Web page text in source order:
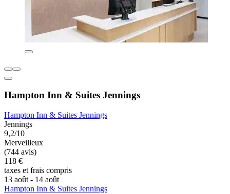
Hampton Inn & Suites Jennings
Hampton Inn & Suites Jennings
Jennings
9,2/10
Merveilleux
(744 avis)
118 €
taxes et frais compris
13 août - 14 août
Hampton Inn & Suites Jennings